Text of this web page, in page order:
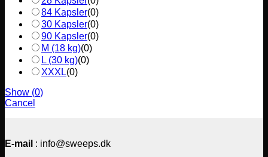
84 Kapsler(0)
30 Kapsler(0)
90 Kapsler(0)
M (18 kg)(0)
L (30 kg)(0)
XXXL(0)
Show (0)
Cancel
E-mail : info@sweeps.dk